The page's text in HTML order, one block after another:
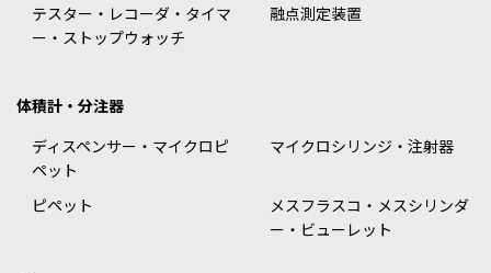
テスター・レコーダ・タイマ
ー・ストップウォッチ
融点測定装置
体積計・分注器
ディスペンサー・マイクロピ
ペット
マイクロシリンジ・注射器
ピペット
メスフラスコ・メスシリンダ
ー・ビューレット